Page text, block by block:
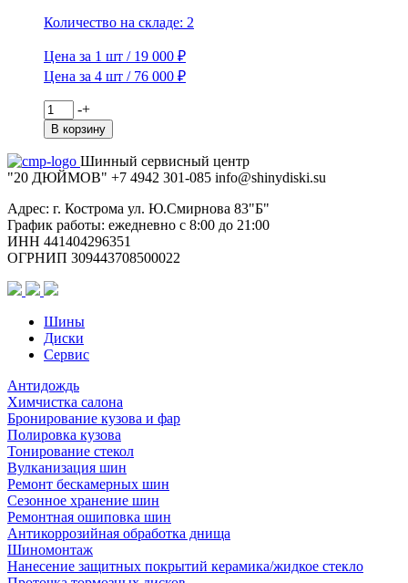
Количество на складе: 2
Цена за 1 шт / 19 000 ₽
Цена за 4 шт / 76 000 ₽
Количество
товара
Replay
10x20/5x120
ET40
B173
GMF
(конус,
B640)
-+
В корзину
Шинный сервисный центр
"20 ДЮЙМОВ" +7 4942 301-085 info@shinydiski.su
Адрес: г. Кострома ул. Ю.Смирнова 83"Б"
График работы: ежедневно с 8:00 до 21:00
ИНН 441404296351
ОГРНИП 309443708500022
Шины
Диски
Сервис
Антидождь
Химчистка салона
Бронирование кузова и фар
Полировка кузова
Тонирование стекол
Вулканизация шин
Ремонт бескамерных шин
Сезонное хранение шин
Ремонтная ошиповка шин
Антикоррозийная обработка днища
Шиномонтаж
Нанесение защитных покрытий керамика/жидкое стекло